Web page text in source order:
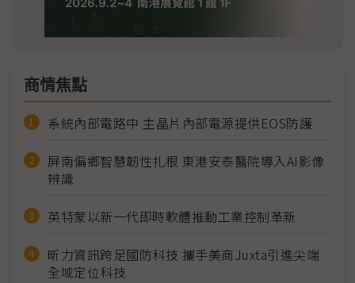
商情焦點
系統內部電路中 主晶片內部電源提供EOS防護
屏南偏鄉智慧韌性扎根 東港安泰醫院導入AI影像
辨識
英特蒙以新一代即時軟體推動工業控制革新
昕力資訊跨足國防科技 攜手美商Juxta引進尖端
全域定位科技